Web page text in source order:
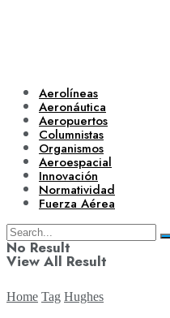
Aerolíneas
Aeronáutica
Aeropuertos
Columnistas
Organismos
Aeroespacial
Innovación
Normatividad
Fuerza Aérea
No Result
View All Result
Home Tag Hughes